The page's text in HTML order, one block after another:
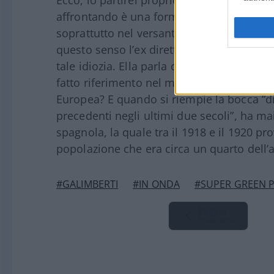
affrontando è una forma di idiozia
soprattutto nel versante cosiddetto
questo senso l’ex direttrice dell’
Unità
tale idiozia. Ella parla di senso delle
fatto riferimento nel migliore dei casi
Europea? E quando si riempie la bocca
precedenti negli ultimi due secoli”, ha
spagnola, la quale tra il 1918 e il 1920
popolazione che era circa un quarto
#GALIMBERTI #IN ONDA #SUPER GREEN